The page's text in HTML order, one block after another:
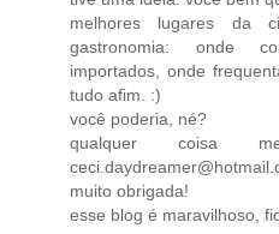
melhores lugares da
gastronomia: onde
importados, onde
tudo afim. :)
você poderia, né?
qualquer coisa
muito obrigada!
esse blog é maravilhoso,